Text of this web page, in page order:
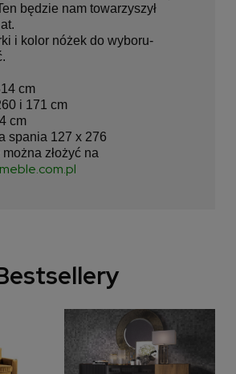
będzie nam towarzyszył
i kolor nóżek do wyboru-
cm
i 171 cm
cm
spania 127 x 276
złożyć na